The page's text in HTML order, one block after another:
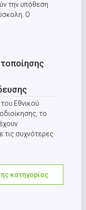
την υπόθεση
Ο
Εθνικού
το
τις συχνότερες
κατηγορίας